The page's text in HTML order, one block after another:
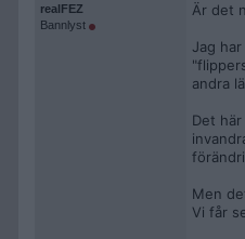
realFEZ
Bannlyst
Är det
Jag
andra
Det
Men
Vi får